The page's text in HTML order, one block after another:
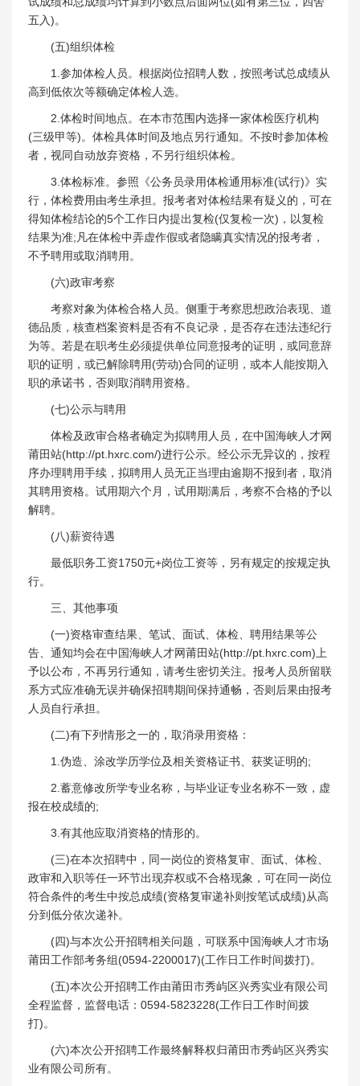
五入)。
(五)组织体检
1.参加体检人员。根据岗位招聘人数，按照考试总成绩从
高到低依次等额确定体检人选。
2.体检时间地点。在本市范围内选择一家体检医疗机构
(三级甲等)。体检具体时间及地点另行通知。不按时参加体检
者，视同自动放弃资格，不另行组织体检。
3.体检标准。参照《公务员录用体检通用标准(试行)》实
行，体检费用由考生承担。报考者对体检结果有疑义的，可在
得知体检结论的5个工作日内提出复检(仅复检一次)，以复检
结果为准;凡在体检中弄虚作假或者隐瞒真实情况的报考者，
不予聘用或取消聘用。
(六)政审考察
考察对象为体检合格人员。侧重于考察思想政治表现、道
德品质，核查档案资料是否有不良记录，是否存在违法违纪行
为等。若是在职考生必须提供单位同意报考的证明，或同意辞
职的证明，或已解除聘用(劳动)合同的证明，或本人能按期入
职的承诺书，否则取消聘用资格。
(七)公示与聘用
体检及政审合格者确定为拟聘用人员，在中国海峡人才网
莆田站(http://pt.hxrc.com/)进行公示。经公示无异议的，按程
序办理聘用手续，拟聘用人员无正当理由逾期不报到者，取消
其聘用资格。试用期六个月，试用期满后，考察不合格的予以
解聘。
(八)薪资待遇
最低职务工资1750元+岗位工资等，另有规定的按规定执
行。
三、其他事项
(一)资格审查结果、笔试、面试、体检、聘用结果等公
告、通知均会在中国海峡人才网莆田站(http://pt.hxrc.com)上
予以公布，不再另行通知，请考生密切关注。报考人员所留联
系方式应准确无误并确保招聘期间保持通畅，否则后果由报考
人员自行承担。
(二)有下列情形之一的，取消录用资格：
1.伪造、涂改学历学位及相关资格证书、获奖证明的;
2.蓄意修改所学专业名称，与毕业证专业名称不一致，虚
报在校成绩的;
3.有其他应取消资格的情形的。
(三)在本次招聘中，同一岗位的资格复审、面试、体检、
政审和入职等任一环节出现弃权或不合格现象，可在同一岗位
符合条件的考生中按总成绩(资格复审递补则按笔试成绩)从高
分到低分依次递补。
(四)与本次公开招聘相关问题，可联系中国海峡人才市场
莆田工作部考务组(0594-2200017)(工作日工作时间拨打)。
(五)本次公开招聘工作由莆田市秀屿区兴秀实业有限公司
全程监督，监督电话：0594-5823228(工作日工作时间拨
打)。
(六)本次公开招聘工作最终解释权归莆田市秀屿区兴秀实
业有限公司所有。